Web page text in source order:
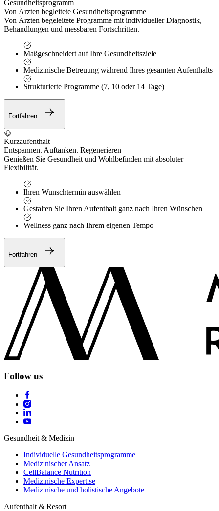
Gesundheitsprogramm
Von Ärzten begleitete Gesundheitsprogramme
Von Ärzten begeleitete Programme mit individueller Diagnostik,
Behandlungen und messbaren Fortschritten.
Maßgeschneidert auf Ihre Gesundheitsziele
Medizinische Betreuung während Ihres gesamten Aufenthalts
Strukturierte Programme (7, 10 oder 14 Tage)
Fortfahren
Kurzaufenthalt
Entspannen. Auftanken. Regenerieren
Genießen Sie Gesundheit und Wohlbefinden mit absoluter
Flexibilität.
Ihren Wunschtermin auswählen
Gestalten Sie Ihren Aufenthalt ganz nach Ihren Wünschen
Wellness ganz nach Ihrem eigenen Tempo
Fortfahren
Follow us
Gesundheit & Medizin
Individuelle Gesundheitsprogramme
Medizinischer Ansatz
CellBalance Nutrition
Medizinische Expertise
Medizinische und holistische Angebote
Aufenthalt & Resort